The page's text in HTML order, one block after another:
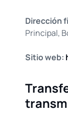
Dirección
Principal,
Sitio web: